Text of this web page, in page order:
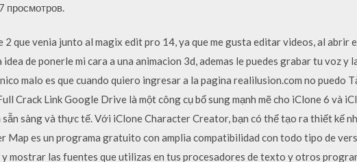
просмотров.
que venia junto al magix edit pro 14, ya que me gusta editar videos, al abrir
de ponerle mi cara a una animacion 3d, ademas le puedes grabar tu voz y
malo es que cuando quiero ingresar a la pagina realilusion.com no puedo
Crack Link Google Drive là một công cụ bổ sung mạnh mẽ cho iClone 6 và
sàng và thực tế. Với iClone Character Creator, bạn có thể tạo ra thiết kế
Map es un programa gratuito con amplia compatibilidad con todo tipo de
mostrar las fuentes que utilizas en tus procesadores de texto y otros